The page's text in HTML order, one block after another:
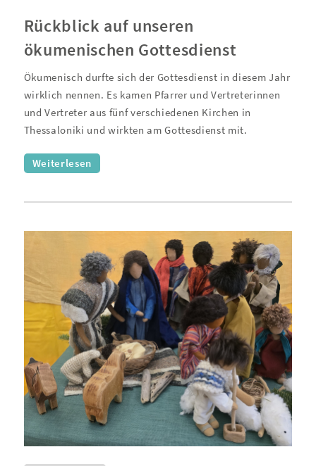
Rückblick auf unseren
ökumenischen Gottesdienst
Ökumenisch durfte sich der Gottesdienst in diesem Jahr
wirklich nennen. Es kamen Pfarrer und Vertreterinnen
und Vertreter aus fünf verschiedenen Kirchen in
Thessaloniki und wirkten am Gottesdienst mit.
Weiterlesen